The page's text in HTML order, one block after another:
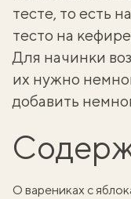
тесте, то есть
тесто на кефире
Для начинки
их нужно
добавить
О варениках с